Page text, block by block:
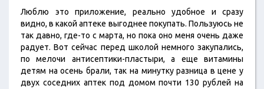
Люблю это приложение, реально удобное и сразу
видно, в какой аптеке выгоднее покупать. Пользуюсь не
так давно, где-то с марта, но пока оно меня очень даже
радует. Вот сейчас перед школой немного закупались,
по мелочи антисептики-пластыри, а еще витамины
детям на осень брали, так на минутку разница в цене у
двух соседних аптек под домом почти 130 рублей на